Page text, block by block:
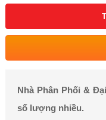
Nhà Phân Phối &
số lượng nhiều.